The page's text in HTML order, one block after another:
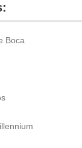
Boca